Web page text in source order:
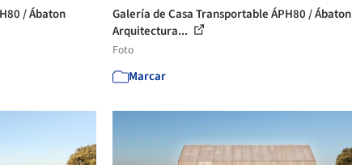
/ Ábaton
Galería de Casa Transportable ÁPH80 / Ábaton
Arquitectura...
Foto
Marcar